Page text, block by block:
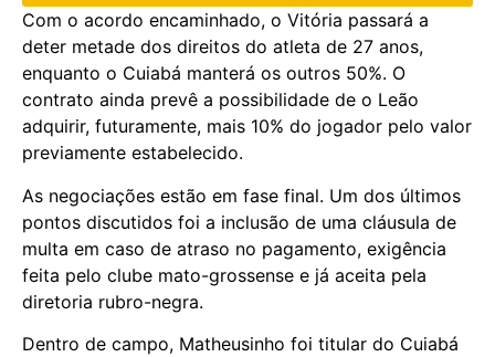
Com o acordo encaminhado, o Vitória passará a
deter metade dos direitos do atleta de 27 anos,
enquanto o Cuiabá manterá os outros 50%. O
contrato ainda prevê a possibilidade de o Leão
adquirir, futuramente, mais 10% do jogador pelo valor
previamente estabelecido.
As negociações estão em fase final. Um dos últimos
pontos discutidos foi a inclusão de uma cláusula de
multa em caso de atraso no pagamento, exigência
feita pelo clube mato-grossense e já aceita pela
diretoria rubro-negra.
Dentro de campo, Matheusinho foi titular do Cuiabá